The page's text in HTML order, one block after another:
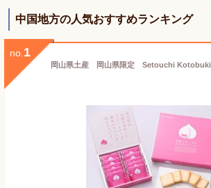
中国地方の人気おすすめランキング
no. 1